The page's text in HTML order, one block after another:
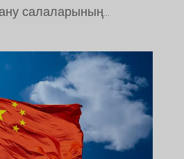
салаларының...